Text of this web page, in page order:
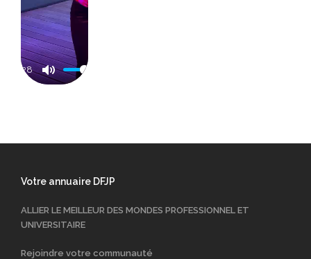
03:28
Votre annuaire DFJP
ALLIER LE MEILLEUR DES MONDES PROFESSIONNEL ET
UNIVERSITAIRE
Rejoindre votre communauté